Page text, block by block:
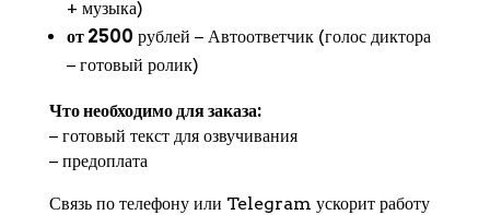
+ музыка)
от 2500 рублей − Автоответчик (голос диктора
− готовый ролик)
Что необходимо для заказа:
− готовый текст для озвучивания
− предоплата
Связь по телефону или Telegram ускорит работу